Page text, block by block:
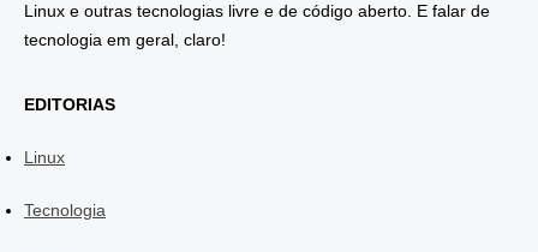
Linux e outras tecnologias livre e de código aberto. E falar de
tecnologia em geral, claro!
EDITORIAS
Linux
Tecnologia